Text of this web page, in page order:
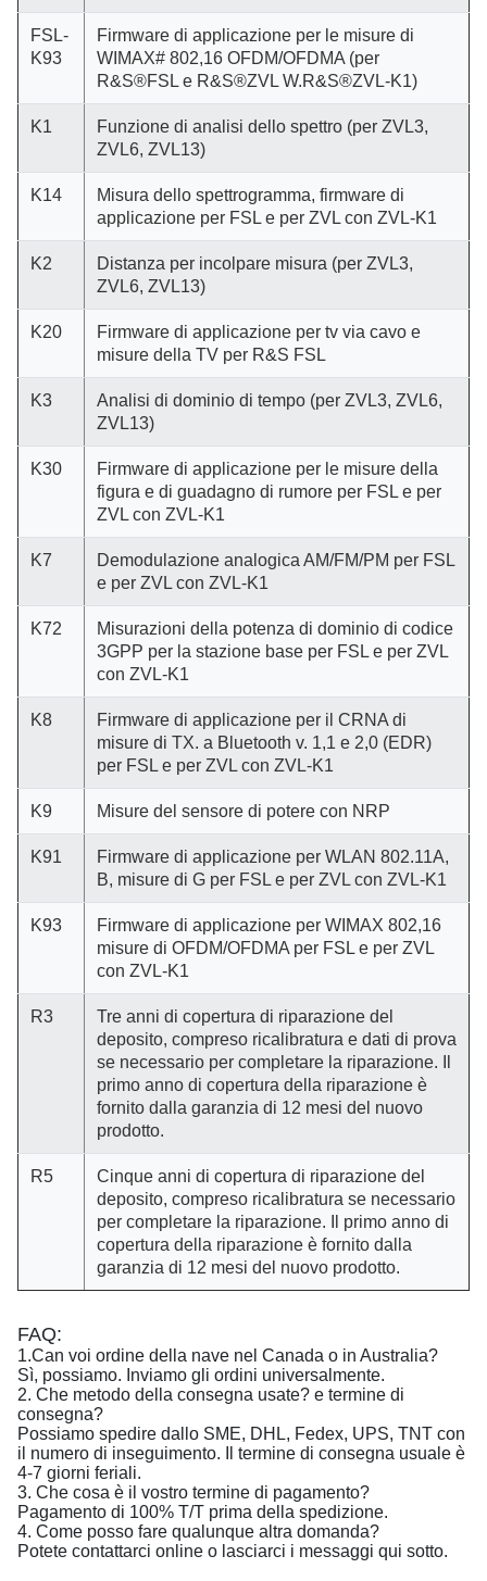
FSL-
K93
Firmware di applicazione per le misure di
WIMAX# 802,16 OFDM/OFDMA (per
R&S®FSL e R&S®ZVL W.R&S®ZVL-K1)
K1
Funzione di analisi dello spettro (per ZVL3,
ZVL6, ZVL13)
K14
Misura dello spettrogramma, firmware di
applicazione per FSL e per ZVL con ZVL-K1
K2
Distanza per incolpare misura (per ZVL3,
ZVL6, ZVL13)
K20
Firmware di applicazione per tv via cavo e
misure della TV per R&S FSL
K3
Analisi di dominio di tempo (per ZVL3, ZVL6,
ZVL13)
K30
Firmware di applicazione per le misure della
figura e di guadagno di rumore per FSL e per
ZVL con ZVL-K1
K7
Demodulazione analogica AM/FM/PM per FSL
e per ZVL con ZVL-K1
K72
Misurazioni della potenza di dominio di codice
3GPP per la stazione base per FSL e per ZVL
con ZVL-K1
K8
Firmware di applicazione per il CRNA di
misure di TX. a Bluetooth v. 1,1 e 2,0 (EDR)
per FSL e per ZVL con ZVL-K1
K9 Misure del sensore di potere con NRP
K91
Firmware di applicazione per WLAN 802.11A,
B, misure di G per FSL e per ZVL con ZVL-K1
K93
Firmware di applicazione per WIMAX 802,16
misure di OFDM/OFDMA per FSL e per ZVL
con ZVL-K1
R3
Tre anni di copertura di riparazione del
deposito, compreso ricalibratura e dati di prova
se necessario per completare la riparazione. Il
primo anno di copertura della riparazione è
fornito dalla garanzia di 12 mesi del nuovo
prodotto.
R5
Cinque anni di copertura di riparazione del
deposito, compreso ricalibratura se necessario
per completare la riparazione. Il primo anno di
copertura della riparazione è fornito dalla
garanzia di 12 mesi del nuovo prodotto.
FAQ:
1.Can voi ordine della nave nel Canada o in Australia?
Sì, possiamo. Inviamo gli ordini universalmente.
2. Che metodo della consegna usate? e termine di
consegna?
Possiamo spedire dallo SME, DHL, Fedex, UPS, TNT con
il numero di inseguimento. Il termine di consegna usuale è
4-7 giorni feriali.
3. Che cosa è il vostro termine di pagamento?
Pagamento di 100% T/T prima della spedizione.
4. Come posso fare qualunque altra domanda?
Potete contattarci online o lasciarci i messaggi qui sotto.